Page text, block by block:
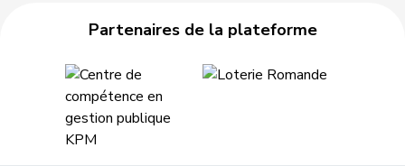
Partenaires de la plateforme